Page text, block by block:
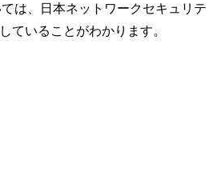
は、日本ネットワークセキュリテ
ていることがわかります。